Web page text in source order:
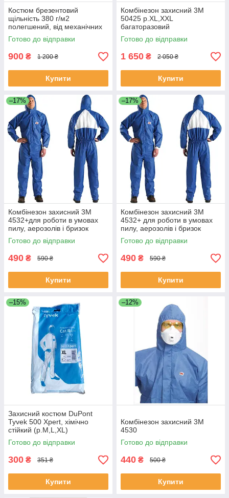
Костюм брезентовий
щільність 380 г/м2
полегшений, від механічних
впливів, води та лугів
Готово до відправки
900 ₴ 1 200 ₴
Купити
Комбінезон захисний 3М
50425 р.ХL,ХХL
багаторазовий
Готово до відправки
1 650 ₴ 2 050 ₴
Купити
–17%
Комбінезон захисний 3М
4532+для роботи в умовах
пилу, аерозолів і бризок
хімічних речовин
Готово до відправки
490 ₴ 590 ₴
Купити
–17%
Комбінезон захисний 3М
4532+ для роботи в умовах
пилу, аерозолів і бризок
хімічних речовин
Готово до відправки
490 ₴ 590 ₴
Купити
–15%
Захисний костюм DuPont
Tyvek 500 Xpert, хімічно
стійкий (р.М,L,XL)
Готово до відправки
300 ₴ 351 ₴
Купити
–12%
Комбінезон захисний 3М
4530
Готово до відправки
440 ₴ 500 ₴
Купити